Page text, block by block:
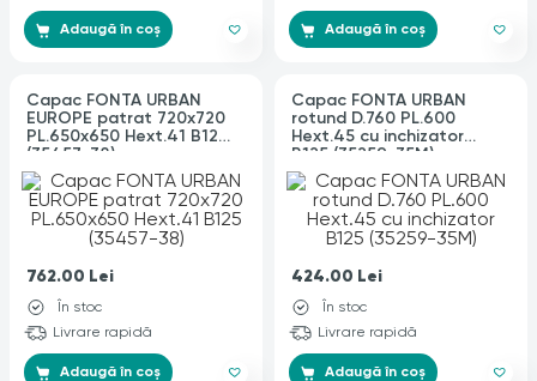
Adaugă în coș Adaugă în coș
Capac FONTA URBAN
EUROPE patrat 720x720
PL.650x650 Hext.41 B125
(35457-38)
762.00 Lei
În stoc
Livrare rapidă
Adaugă în coș
Capac FONTA URBAN
rotund D.760 PL.600
Hext.45 cu inchizator
B125 (35259-35M)
424.00 Lei
În stoc
Livrare rapidă
Adaugă în coș